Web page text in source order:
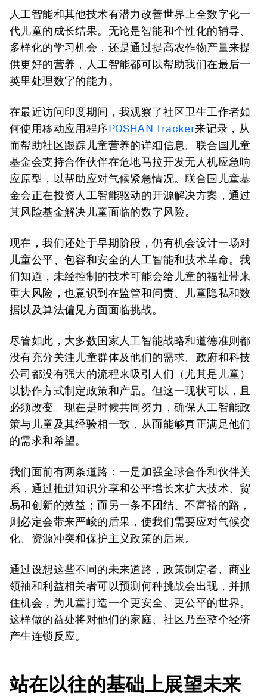
人工智能和其他技术有潜力改善世界上全数字化一
代儿童的成长结果。无论是智能和个性化的辅导、
多样化的学习机会，还是通过提高农作物产量来提
供更好的营养，人工智能都可以帮助我们在最后一
英里处理数字的能力。
在最近访问印度期间，我观察了社区卫生工作者如
何使用移动应用程序POSHAN Tracker来记录，从
而帮助社区跟踪儿童营养的详细信息。联合国儿童
基金会支持合作伙伴在危地马拉开发无人机应急响
应原型，以帮助应对气候紧急情况。联合国儿童基
金会正在投资人工智能驱动的开源解决方案，通过
其风险基金解决儿童面临的数字风险。
现在，我们还处于早期阶段，仍有机会设计一场对
儿童公平、包容和安全的人工智能和技术革命。我
们知道，未经控制的技术可能会给儿童的福祉带来
重大风险，也意识到在监管和问责、儿童隐私和数
据以及算法偏见方面面临挑战。
尽管如此，大多数国家人工智能战略和道德准则都
没有充分关注儿童群体及他们的需求。政府和科技
公司都没有强大的流程来吸引人们（尤其是儿童）
以协作方式制定政策和产品。但这一现状可以，且
必须改变。现在是时候共同努力，确保人工智能政
策与儿童及其经验相一致，从而能够真正满足他们
的需求和希望。
我们面前有两条道路：一是加强全球合作和伙伴关
系，通过推进知识分享和公平增长来扩大技术、贸
易和创新的效益；而另一条不团结、不富裕的路，
则必定会带来严峻的后果，使我们需要应对气候变
化、资源冲突和保护主义政策的后果。
通过设想这些不同的未来道路，政策制定者、商业
领袖和利益相关者可以预测何种挑战会出现，并抓
住机会，为儿童打造一个更安全、更公平的世界。
这样做的益处将对他们的家庭、社区乃至整个经济
产生连锁反应。
站在以往的基础上展望未来